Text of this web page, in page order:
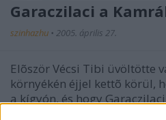
Garaczilaci a
szinhazhu • 2005. április 27.
Elõször Vécsi Tibi üvöltötte
környékén éjjel kettõ körül,
a kígyón, és hogy